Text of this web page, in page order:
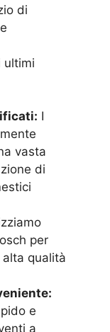
di
ultimi
I
vasta
di
per
qualità
e
a